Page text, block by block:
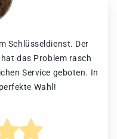
Schlüsseldienst. Der
das Problem rasch
Service geboten. In
Wahl!